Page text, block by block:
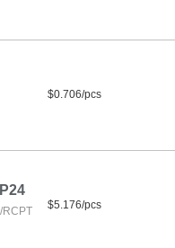
$0.706/pcs
RCPT
$5.176/pcs